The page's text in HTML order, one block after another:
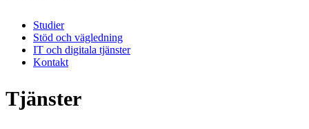
Studier
Stöd och vägledning
IT och digitala tjänster
Kontakt
Tjänster